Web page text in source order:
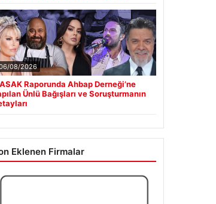
08/2026
Raporunda Ahbap Derneği’ne
Ünlü Bağışları ve Soruşturmanın
Eklenen Firmalar